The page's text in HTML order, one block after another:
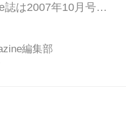
誌は2007年10月号の
ット戦略の焦点」の
BMW直列ユニット
リーズの325iと320iを
編集部